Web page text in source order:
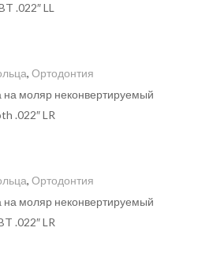
.022″ LL
, Ортодонтия
на моляр неконвертируемый
.022″ LR
, Ортодонтия
на моляр неконвертируемый
.022″ LR